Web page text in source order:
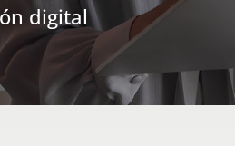
digital